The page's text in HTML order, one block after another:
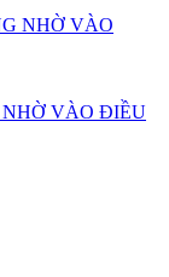
VÀO ĐIỀU